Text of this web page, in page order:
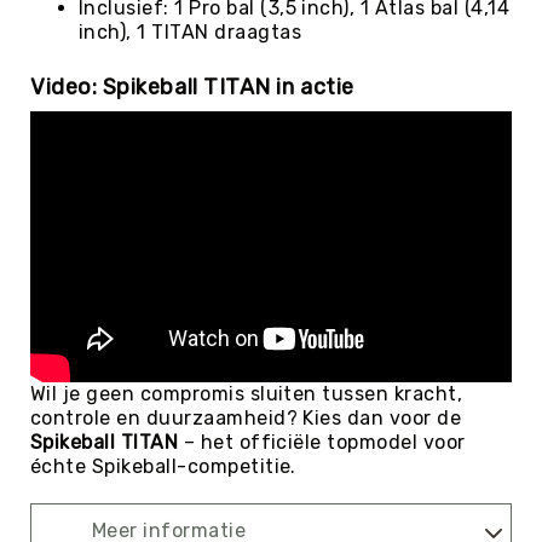
Teambuilding
Tennis
Trampolinespringen
Trefbal
Volleybal
Waterpolo
Yoga
Inclusief: 1 Pro bal (3,5 inch), 1 Atlas bal (4,14
inch), 1 TITAN draagtas
Video: Spikeball TITAN in actie
Wil je geen compromis sluiten tussen kracht,
controle en duurzaamheid? Kies dan voor de
Spikeball TITAN – het officiële topmodel voor
échte Spikeball-competitie.
Meer informatie